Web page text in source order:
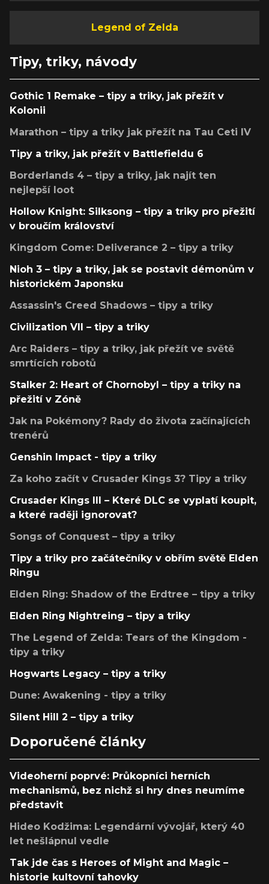
Legend of Zelda
Tipy, triky, návody
Gothic 1 Remake – tipy a triky, jak přežít v
Kolonii
Marathon – tipy a triky jak přežít na Tau Ceti IV
Tipy a triky, jak přežít v Battlefieldu 6
Borderlands 4 – tipy a triky, jak najít ten
nejlepší loot
Hollow Knight: Silksong – tipy a triky pro přežití
v broučím království
Kingdom Come: Deliverance 2 – tipy a triky
Nioh 3 – tipy a triky, jak se postavit démonům v
historickém Japonsku
Assassin's Creed Shadows – tipy a triky
Civilization VII – tipy a triky
Arc Raiders – tipy a triky, jak přežít ve světě
smrtících robotů
Stalker 2: Heart of Chornobyl – tipy a triky na
přežití v Zóně
Jak na Pokémony? Rady do života začínajících
trenérů
Genshin Impact - tipy a triky
Za koho začít v Crusader Kings 3? Tipy a triky
Crusader Kings III – Které DLC se vyplatí koupit,
a které raději ignorovat?
Songs of Conquest – tipy a triky
Tipy a triky pro začátečníky v obřím světě Elden
Ringu
Elden Ring: Shadow of the Erdtree – tipy a triky
Elden Ring Nightreing – tipy a triky
The Legend of Zelda: Tears of the Kingdom -
tipy a triky
Hogwarts Legacy – tipy a triky
Dune: Awakening - tipy a triky
Silent Hill 2 – tipy a triky
Doporučené články
Videoherní poprvé: Průkopníci herních
mechanismů, bez nichž si hry dnes neumíme
představit
Hideo Kodžima: Legendární vývojář, který 40
let nešlápnul vedle
Tak jde čas s Heroes of Might and Magic –
historie kultovní tahovky